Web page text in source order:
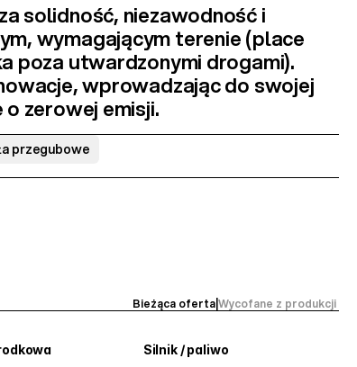
solidność, niezawodność i
wymagającym terenie (place
poza utwardzonymi drogami).
wprowadzając do swojej
o zerowej emisji.
przegubowe
Bieżąca ofertaWycofane z produkcji
Silnik / paliwo